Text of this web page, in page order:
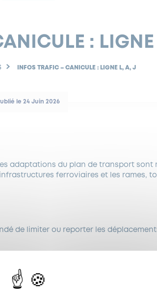
:
INFOS TRAFIC – CANICULE : LIGNE L, A, J
le 24 Juin 2026
adaptations du plan de transport sont
ferroviaires et les rames,
de limiter ou reporter les